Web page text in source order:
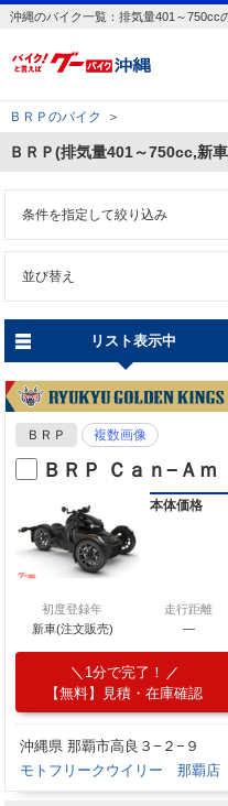
沖縄のバイク一覧：排気量401～750cc
ＢＲＰのバイク ＞
ＢＲＰ(排気量401～750cc,新
条件を指定して絞り込み
並び替え
リスト表示中
ＢＲＰ 複数画像
ＢＲＰ Ｃａｎ−Ａ
本体価格
初度登録年
新車(注文販売)
走行距離
―
1分で完了！
【無料】見積・在庫確認
沖縄県 那覇市高良３−２−９
モトフリークウイリー 那覇店